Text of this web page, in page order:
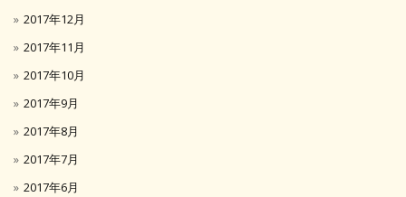
2017年12月
2017年11月
2017年10月
2017年9月
2017年8月
2017年7月
2017年6月